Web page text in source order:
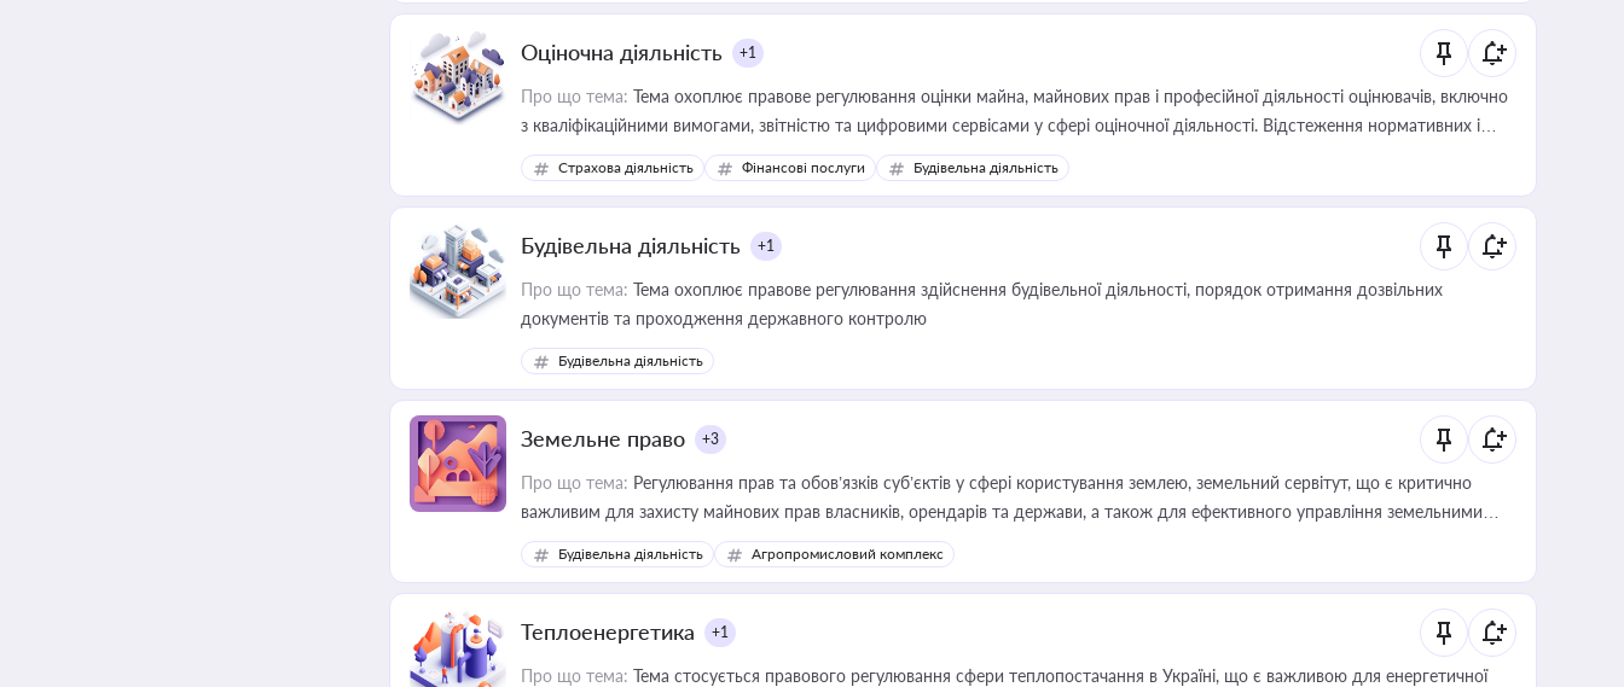
Оціночна діяльність +1
Про що тема: Тема охоплює правове регулювання оцінки майна, майнових прав і професійної діяльності оцінювачів, включно
з кваліфікаційними вимогами, звітністю та цифровими сервісами у сфері оціночної діяльності. Відстеження нормативних і
медійних змін у цій сфері корисне для власника бізнесу, керівника, юриста або бухгалтера під час оподаткування,
приватизації, оренди державного майна, корпоративних угод і перевірки статусу суб'єктів оціночної діяльності
Страхова діяльність Фінансові послуги Будівельна діяльність
Будівельна діяльність +1
Про що тема: Тема охоплює правове регулювання здійснення будівельної діяльності, порядок отримання дозвільних
документів та проходження державного контролю
Будівельна діяльність
Земельне право +3
Про що тема: Регулювання прав та обов’язків суб’єктів у сфері користування землею, земельний сервітут, що є критично
важливим для захисту майнових прав власників, орендарів та держави, а також для ефективного управління земельними
ресурсами
Будівельна діяльність Агропромисловий комплекс
Теплоенергетика +1
Про що тема: Тема стосується правового регулювання сфери теплопостачання в Україні, що є важливою для енергетичної